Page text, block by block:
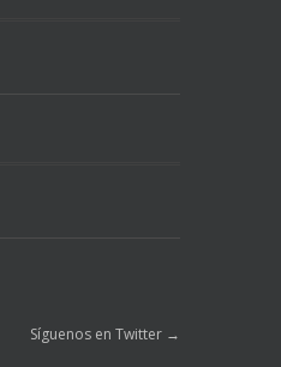
Síguenos en Twitter →